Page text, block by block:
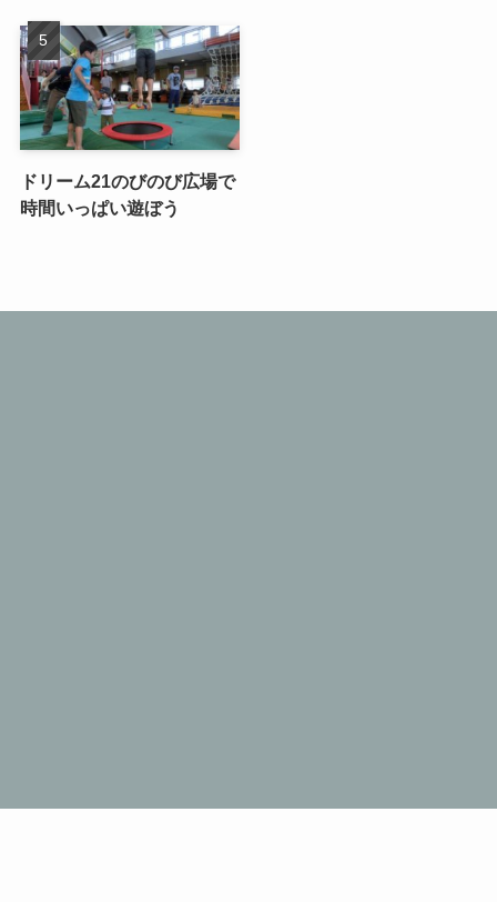
ドリーム21のびのび広場で
時間いっぱい遊ぼう